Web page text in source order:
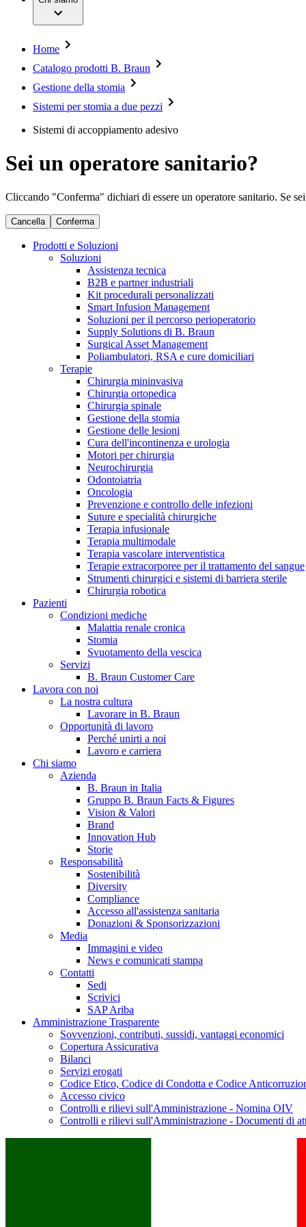
Cura dell'incontinenza e urologia
Motori per chirurgia
Neurochirurgia
Odontoiatria
Oncologia
Prevenzione e controllo delle infezioni
Suture e specialità chirurgiche
Terapia multimodale
Terapia vascolare interventistica
Strumenti chirurgici e sistemi di barriera sterile
Soluzioni
Terapie
Catalogo prodotti
Trova il prodotto che stai cercando. Visita il catalogo B. Braun
Campione stomia o cateteri
Richiedi gratuitamente un campione al nostro Customer Care,
Opportunità di lavoro
Trova la tua opportunità di lavoro!
Scopri le opportunità di carriera del Gruppo B. Braun. Visita
Accesso all'assistenza sanitaria
Donazioni & Sponsorizzazioni
Media
Immagini e video
News e comunicati stampa
SAP Ariba
Azienda
Responsabilità
Contatti
Hai domande o richieste? Scrivici per entrare subito in contatto
Home
Catalogo prodotti B. Braun
Gestione della stomia
Sistemi per stomia a due pezzi
Sistemi di accoppiamento adesivo
Sei un operatore sanitario?
Cliccando "Conferma" dichiari di essere un operatore sanitario. Se
Cancella Conferma
Prodotti e Soluzioni
Soluzioni
Assistenza tecnica
B2B e partner industriali
Kit procedurali personalizzati
Smart Infusion Management
Soluzioni per il percorso perioperatorio
Supply Solutions di B. Braun
Surgical Asset Management
Poliambulatori, RSA e cure domiciliari
Terapie
Chirurgia mininvasiva
Chirurgia ortopedica
Chirurgia spinale
Gestione della stomia
Gestione delle lesioni
Cura dell'incontinenza e urologia
Motori per chirurgia
Neurochirurgia
Odontoiatria
Oncologia
Prevenzione e controllo delle infezioni
Suture e specialità chirurgiche
Terapia infusionale
Terapia multimodale
Terapia vascolare interventistica
Terapie extracorporee per il trattamento del sangue
Strumenti chirurgici e sistemi di barriera sterile
Chirurgia robotica
Pazienti
Condizioni mediche
Malattia renale cronica
Stomia
Svuotamento della vescica
Servizi
B. Braun Customer Care
Lavora con noi
La nostra cultura
Lavorare in B. Braun
Opportunità di lavoro
Perché unirti a noi
Lavoro e carriera
Chi siamo
Azienda
B. Braun in Italia
Gruppo B. Braun Facts & Figures
Vision & Valori
Brand
Innovation Hub
Storie
Responsabilità
Sostenibilità
Diversity
Compliance
Accesso all'assistenza sanitaria
Donazioni & Sponsorizzazioni
Media
Immagini e video
News e comunicati stampa
Contatti
Sedi
Scrivici
SAP Ariba
Amministrazione Trasparente
Sovvenzioni, contributi, sussidi, vantaggi economici
Copertura Assicurativa
Bilanci
Servizi erogati
Codice Etico, Codice di Condotta e Codice
Accesso civico
Controlli e rilievi sull'Amministrazione - Nomina OIV
Controlli e rilievi sull'Amministrazione - Documenti di